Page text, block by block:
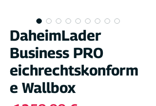
DaheimLader
Business PRO
eichrechtskonform
e Wallbox